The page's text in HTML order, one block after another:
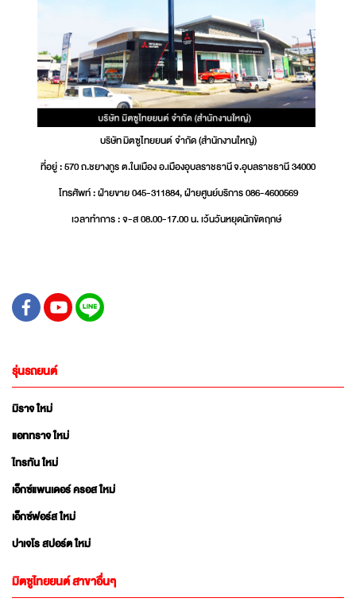
บริษัท มิตซูไทยยนต์ จำกัด (สำนักงานใหญ่)
ที่อยู่ : 570 ถ.ชยางกูร ต.ในเมือง อ.เมืองอุบลราชธานี จ.อุบลราชธานี 34000
โทรศัพท์ : ฝ่ายขาย 045-311884, ฝ่ายศูนย์บริการ 086-4600569
เวลาทำการ : จ-ส 08.00-17.00 น. เว้นวันหยุดนักขัตฤกษ์
รุ่นรถยนต์
มิราจ ใหม่
แอททราจ ใหม่
ไทรทัน ใหม่
เอ็กซ์แพนเดอร์ ครอส ใหม่
เอ็กซ์ฟอร์ส ใหม่
ปาเจโร สปอร์ต ใหม่
มิตซูไทยยนต์ สาขาอื่นๆ